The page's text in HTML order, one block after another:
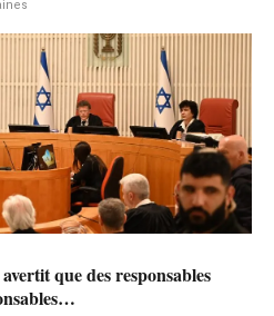
que des responsables